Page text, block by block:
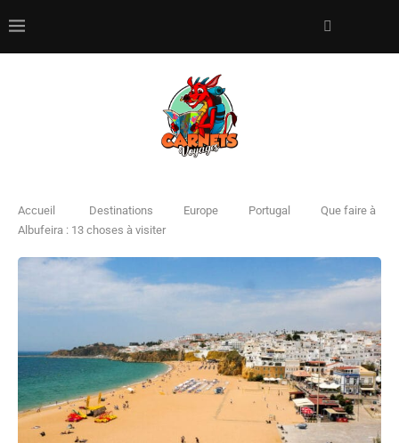
Accueil Destinations Europe Portugal
Que faire à
Albufeira : 13 choses à visiter